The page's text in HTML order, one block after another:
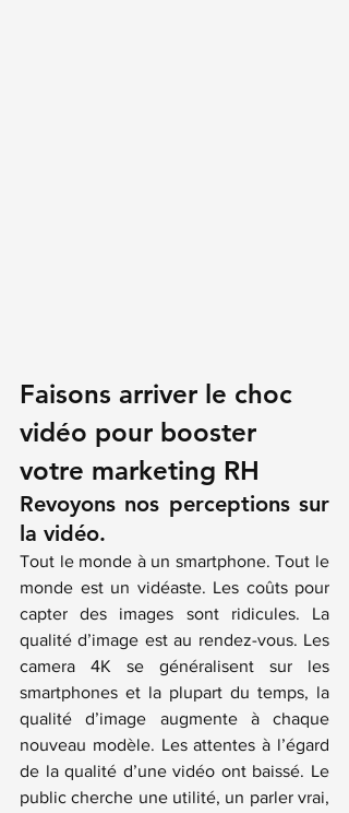
Faisons arriver le choc
vidéo pour booster
votre marketing RH
Revoyons nos perceptions sur
la vidéo.
Tout le monde à un smartphone. Tout le
monde est un vidéaste. Les coûts pour
capter des images sont ridicules. La
qualité d’image est au rendez-vous. Les
camera 4K se généralisent sur les
smartphones et la plupart du temps, la
qualité d’image augmente à chaque
nouveau modèle. Les attentes à l’égard
de la qualité d’une vidéo ont baissé. Le
public cherche une utilité, un parler vrai,